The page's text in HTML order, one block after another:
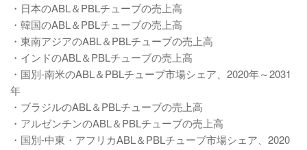
・日本のABL＆PBLチューブの売上高
・韓国のABL＆PBLチューブの売上高
・東南アジアのABL＆PBLチューブの売上高
・インドのABL＆PBLチューブの売上高
・国別-南米のABL＆PBLチューブ市場シェア、2020年～2031
年
・ブラジルのABL＆PBLチューブの売上高
・アルゼンチンのABL＆PBLチューブの売上高
・国別-中東・アフリカABL＆PBLチューブ市場シェア、2020